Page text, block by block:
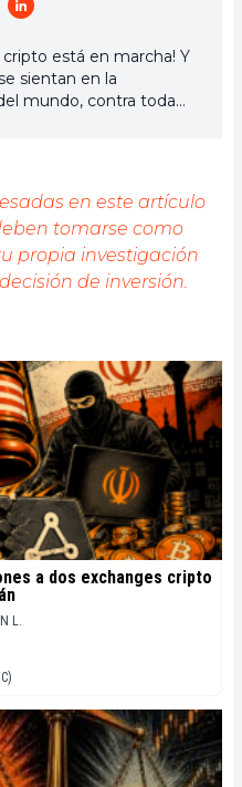
está en marcha! Y
sientan en la
mundo, contra toda
en este artículo
tomarse como
propia investigación
de inversión.
a dos exchanges cripto
L.